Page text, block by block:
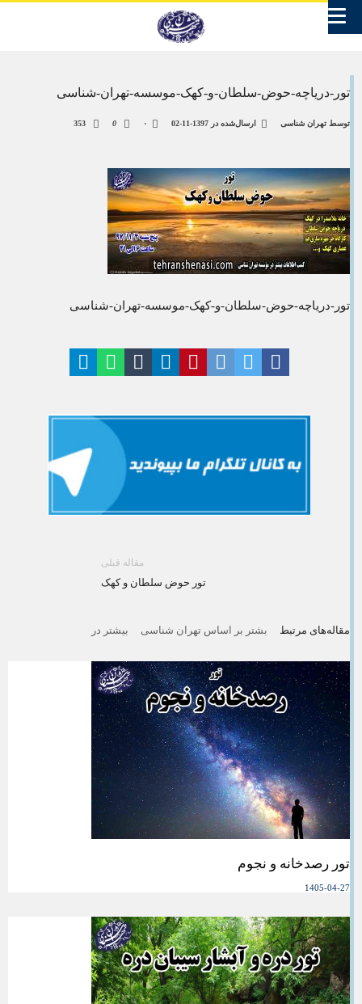
تور-دریاچه-حوض-سلطان-و-کهک-موسسه-تهران-شناسی
توسط تهران شناسی ارسال‌شده در 1397-11-02 ۰ 0
تور-دریاچه-حوض-سلطان-و-کهک-موسسه-تهران-شناسی
مقاله قبلی
تور حوض سلطان و کهک
مقاله‌های مرتبط بشتر بر اساس تهران شناسی بیشتر در
تور رصدخانه و نجوم
1405-04-27